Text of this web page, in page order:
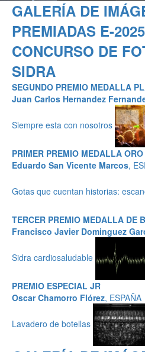
GALERÍA DE
PREMIADAS E-
CONCURSO DE
SIDRA
SEGUNDO PREMIO MEDALLA
Juan Carlos Hernandez
Siempre esta con nosotros
PRIMER PREMIO MEDALLA
Eduardo San Vicente Marcos,
Gotas que cuentan historias:
TERCER PREMIO MEDALLA DE
Francisco Javier Dominguez
Sidra cardiosaludable
PREMIO ESPECIAL JR
Oscar Chamorro Flórez, ESPAÑA
Lavadero de botellas